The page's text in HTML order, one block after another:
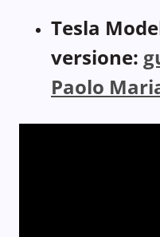
Tesla
versione:
Paolo